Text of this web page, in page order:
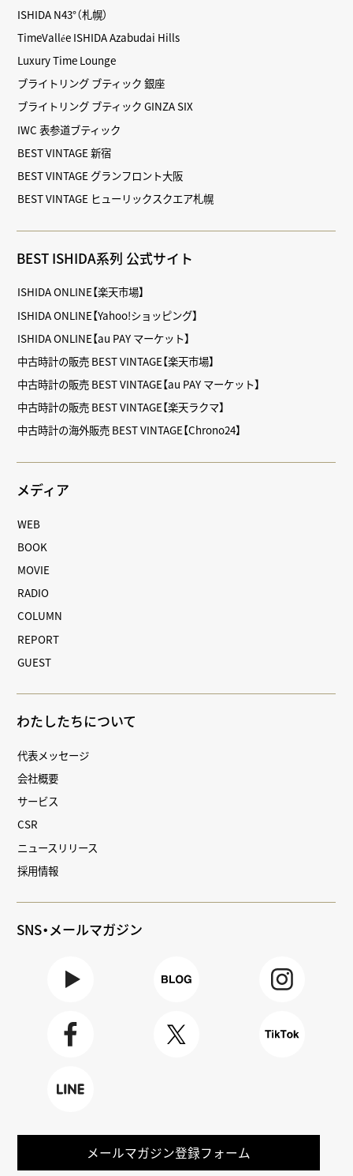
ISHIDA N43°（札幌）
TimeVallée ISHIDA Azabudai Hills
Luxury Time Lounge
ブライトリング ブティック 銀座
ブライトリング ブティック GINZA SIX
IWC 表参道ブティック
BEST VINTAGE 新宿
BEST VINTAGE グランフロント大阪
BEST VINTAGE ヒューリックスクエア札幌
BEST ISHIDA系列 公式サイト
ISHIDA ONLINE【楽天市場】
ISHIDA ONLINE【Yahoo!ショッピング】
ISHIDA ONLINE【au PAY マーケット】
中古時計の販売 BEST VINTAGE【楽天市場】
中古時計の販売 BEST VINTAGE【au PAY マーケット】
中古時計の販売 BEST VINTAGE【楽天ラクマ】
中古時計の海外販売 BEST VINTAGE【Chrono24】
メディア
WEB
BOOK
MOVIE
RADIO
COLUMN
REPORT
GUEST
わたしたちについて
代表メッセージ
会社概要
サービス
CSR
ニュースリリース
採用情報
SNS・メールマガジン
メールマガジン登録フォーム